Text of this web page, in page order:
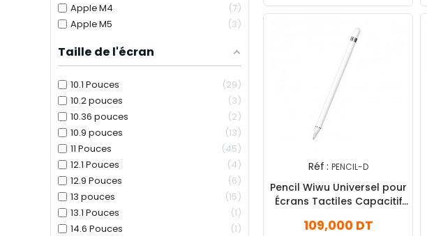
Apple M4
7
Apple M5
3
Taille de l'écran
10.1 Pouces
29
10.2 pouces
3
10.36 pouces
2
10.9 pouces
13
11 Pouces
45
12.1 Pouces
4
12.9 Pouces
6
13 pouces
15
13.1 Pouces
1
14.6 Pouces
1
Réf : PENCIL-D
Pencil Wiwu Universel pour
Écrans Tactiles Capacitif
109,000 DT